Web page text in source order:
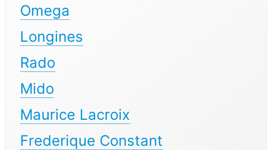
Omega
Longines
Rado
Mido
Maurice Lacroix
Frederique Constant